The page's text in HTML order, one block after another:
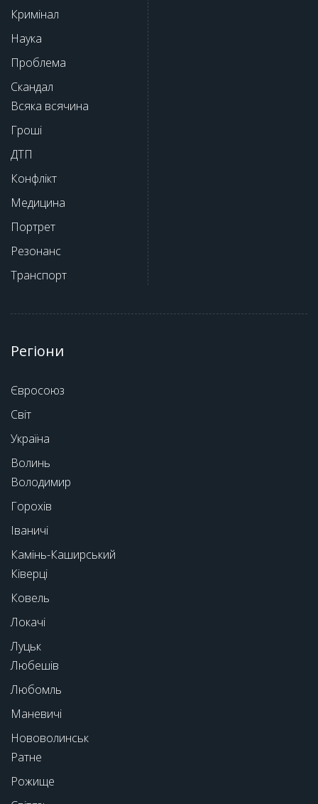
Кримінал
Наука
Проблема
Скандал
Всяка всячина
Гроші
ДТП
Конфлікт
Медицина
Портрет
Резонанс
Транспорт
Регіони
Євросоюз
Світ
Україна
Волинь
Володимир
Горохів
Іваничі
Камінь-Каширський
Ківерці
Ковель
Локачі
Луцьк
Любешів
Любомль
Маневичі
Нововолинськ
Ратне
Рожище